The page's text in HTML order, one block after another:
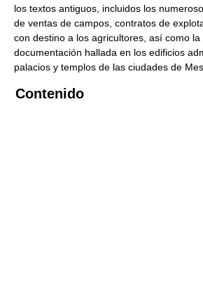
los textos antiguos, incluidos los
de ventas de campos, contratos de
con destino a los agricultores, así como
documentación hallada en los edificios
palacios y templos de las ciudades de
Contenido